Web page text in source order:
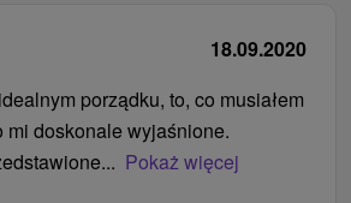
18.09.2020
porządku, to, co musiałem
mi doskonale wyjaśnione.
Pokaż więcej